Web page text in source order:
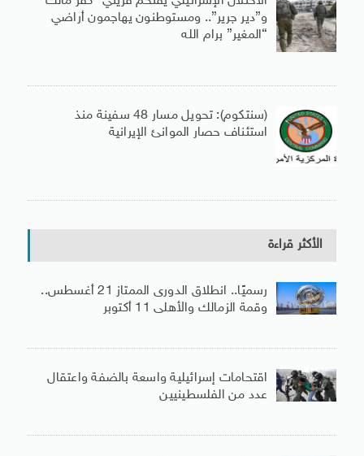
و”دير جرير”.. ومستوطنون يهاجمون أراضي
“المغير” برام الله
(سنتكوم): تحويل مسار 48 سفينة منذ
استئناف حصار الموانئ الإيرانية
الأكثر قراءة
رسميًا.. انطلاق الدورى الممتاز 21 أغسطس..
وقمة الزمالك والأهلى 11 أكتوبر
اقتحامات إسرائيلية واسعة بالضفة واعتقال
عدد من الفلسطينيين